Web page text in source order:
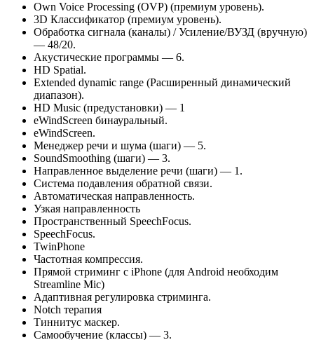
Own Voice Processing (OVP) (премиум уровень).
3D Классификатор (премиум уровень).
Обработка сигнала (каналы) / Усиление/ВУЗД (вручную)
— 48/20.
Акустические программы — 6.
HD Spatial.
Extended dynamic range (Расширенный динамический
диапазон).
HD Music (предустановки) — 1
eWindScreen бинауральный.
eWindScreen.
Менеджер речи и шума (шаги) — 5.
SoundSmoothing (шаги) — 3.
Направленное выделение речи (шаги) — 1.
Система подавления обратной связи.
Автоматическая направленность.
Узкая направленность
Пространственный SpeechFocus.
SpeechFocus.
TwinPhone
Частотная компрессия.
Прямой стриминг с iPhone (для Android необходим
Streamline Mic)
Адаптивная регулировка стриминга.
Notch терапия
Тиннитус маскер.
Самообучение (классы) — 3.